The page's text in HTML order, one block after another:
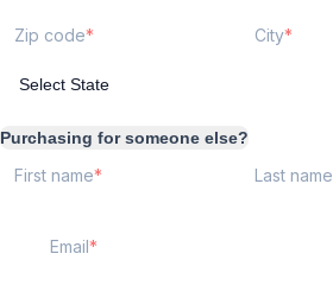
Zip code City
Purchasing for someone else?
First name Last name
Email